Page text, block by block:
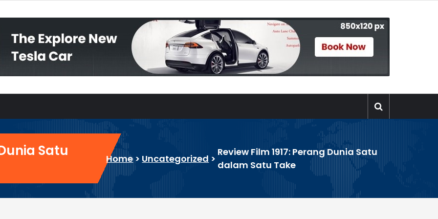
Satu
Home> Uncategorized >
Review Film 1917: Perang Dunia Satu
dalam Satu Take